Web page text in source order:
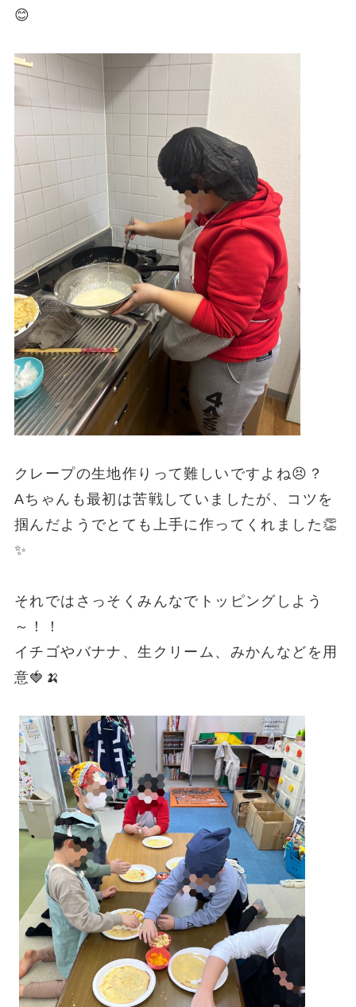
😊
クレープの生地作りって難しいですよね😣？
Aちゃんも最初は苦戦していましたが、コツを
掴んだようでとても上手に作ってくれました👏
✨
それではさっそくみんなでトッピングしよう
～！！
イチゴやバナナ、生クリーム、みかんなどを用
意🍓🍌